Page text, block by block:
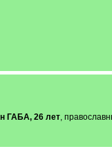
ГАБА, 26 лет,